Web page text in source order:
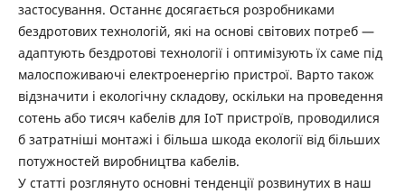
застосування. Останнє досягається розробниками
бездротових технологій, які на основі світових потреб —
адаптують бездротові технології і оптимізують їх саме під
малоспоживаючі електроенергію пристрої. Варто також
відзначити і екологічну складову, оскільки на проведення
сотень або тисяч кабелів для ІоТ пристроїв, проводилися
б затратніші монтажі і більша шкода екології від більших
потужностей виробництва кабелів.
У статті розглянуто основні тенденції розвинутих в наш